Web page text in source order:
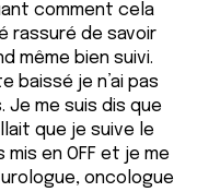
comment cela
rassuré de savoir
même bien suivi.
baissé je n’ai pas
Je me suis dis que
que je suive le
en OFF et je me
oncologue